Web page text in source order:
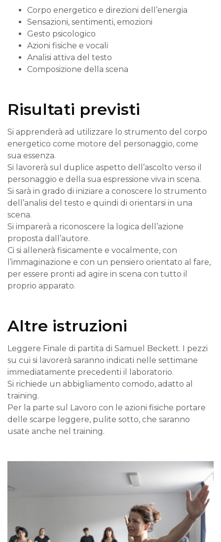
Corpo energetico e direzioni dell’energia
Sensazioni, sentimenti, emozioni
Gesto psicologico
Azioni fisiche e vocali
Analisi attiva del testo
Composizione della scena
Risultati previsti
Si apprenderà ad utilizzare lo strumento del corpo
energetico come motore del personaggio, come
sua essenza.
Si lavorerà sul duplice aspetto dell’ascolto verso il
personaggio e della sua espressione viva in scena.
Si sarà in grado di iniziare a conoscere lo strumento
dell’analisi del testo e quindi di orientarsi in una
scena.
Si imparerà a riconoscere la logica dell’azione
proposta dall’autore.
Ci si allenerà fisicamente e vocalmente, con
l’immaginazione e con un pensiero orientato al fare,
per essere pronti ad agire in scena con tutto il
proprio apparato.
Altre istruzioni
Leggere Finale di partita di Samuel Beckett. I pezzi
su cui si lavorerà saranno indicati nelle settimane
immediatamente precedenti il laboratorio.
Si richiede un abbigliamento comodo, adatto al
training.
Per la parte sul Lavoro con le azioni fisiche portare
delle scarpe leggere, pulite sotto, che saranno
usate anche nel training.